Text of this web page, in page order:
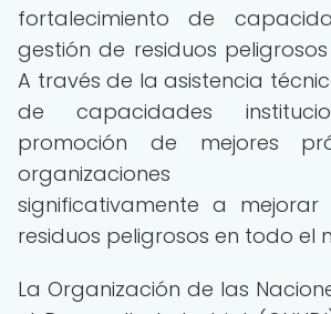
fortalecimiento de
gestión de residuos
A través de la asistencia
de capacidades
promoción de mejores
organizaciones
significativamente a
residuos peligrosos en todo el
La Organización de las